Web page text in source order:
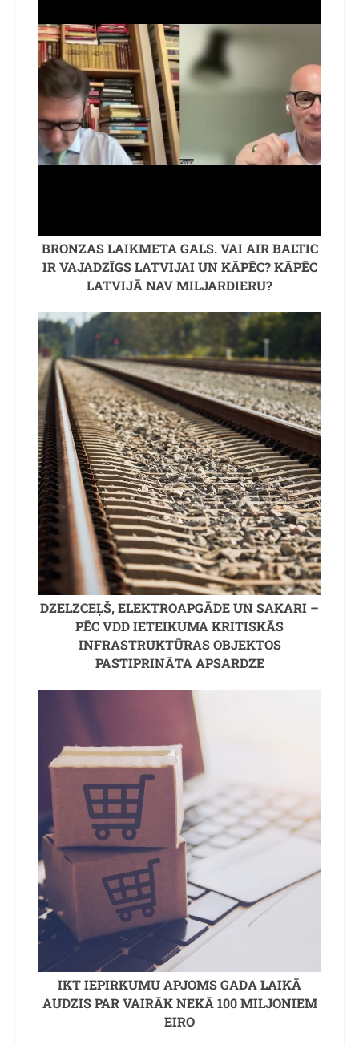
BRONZAS LAIKMETA GALS. VAI AIR BALTIC
IR VAJADZĪGS LATVIJAI UN KĀPĒC? KĀPĒC
LATVIJĀ NAV MILJARDIERU?
DZELZCEĻŠ, ELEKTROAPGĀDE UN SAKARI –
PĒC VDD IETEIKUMA KRITISKĀS
INFRASTRUKTŪRAS OBJEKTOS
PASTIPRINĀTA APSARDZE
IKT IEPIRKUMU APJOMS GADA LAIKĀ
AUDZIS PAR VAIRĀK NEKĀ 100 MILJONIEM
EIRO